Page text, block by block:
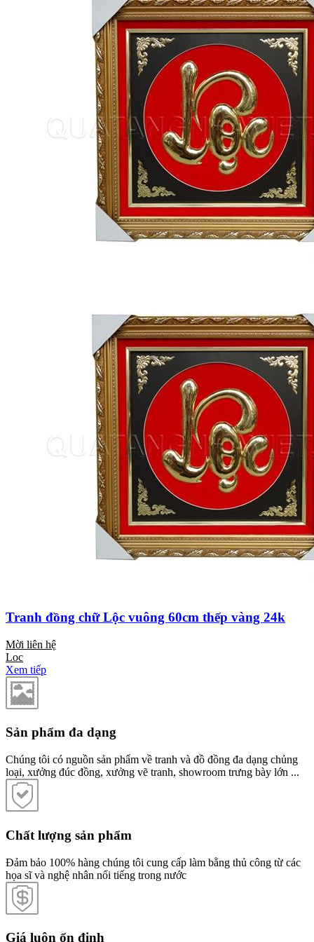
Tranh đồng chữ Lộc vuông 60cm thếp vàng 24k
Mời liên hệ
Loc
Xem tiếp
Sản phẩm đa dạng
Chúng tôi có nguồn sản phẩm về tranh và đồ đồng đa dạng chủng
loại, xưởng đúc đồng, xưởng vẽ tranh, showroom trưng bày lớn ...
Chất lượng sản phẩm
Đảm bảo 100% hàng chúng tôi cung cấp làm bằng thủ công từ các
họa sĩ và nghệ nhân nổi tiếng trong nước
Giá luôn ổn định